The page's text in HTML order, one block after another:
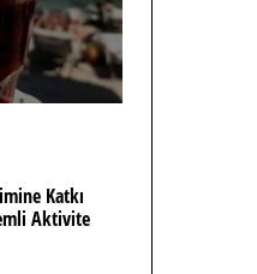
Katkı
Aktivite